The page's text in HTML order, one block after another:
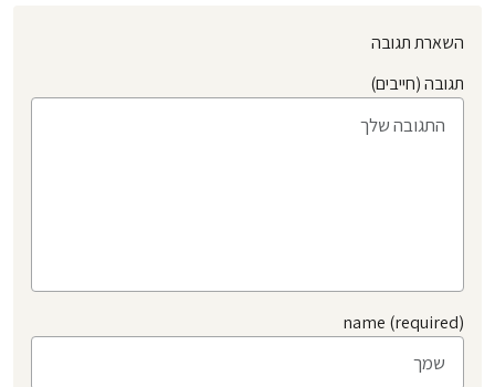
השארת תגובה
תגובה (חייבים)
name (required)